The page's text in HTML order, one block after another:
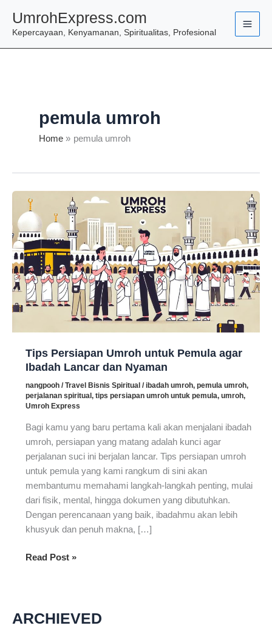
content
UmrohExpress.com
Kepercayaan, Kenyamanan, Spiritualitas, Profesional
pemula umroh
Home pemula umroh
Tips Persiapan Umroh untuk Pemula agar
Ibadah Lancar dan Nyaman
nangpooh /Travel Bisnis Spiritual /ibadah umroh, pemula umroh,
perjalanan spiritual , tips persiapan umroh untuk pemula, umroh,
Umroh Express
Bagi kamu yang baru pertama kali akan menjalani ibadah
umroh, persiapan yang matang adalah kunci agar
perjalanan suci ini berjalan lancar. Tips persiapan umroh
untuk pemula yang kami rangkum di sini akan
membantumu memahami langkah-langkah penting, mulai
dari fisik, mental, hingga dokumen yang dibutuhkan.
Dengan perencanaan yang baik, ibadahmu akan lebih
khusyuk dan penuh makna, […]
Tips
Pemula
Read Post »
ARCHIEVED